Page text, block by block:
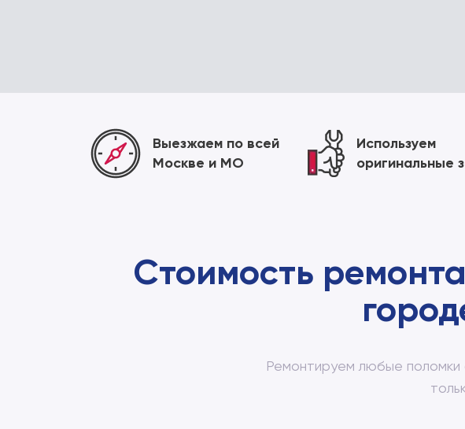
Выезжаем по всей
Москве и МО
Используем
оригинальные
Стоимость
Ремонтируем любые поломки